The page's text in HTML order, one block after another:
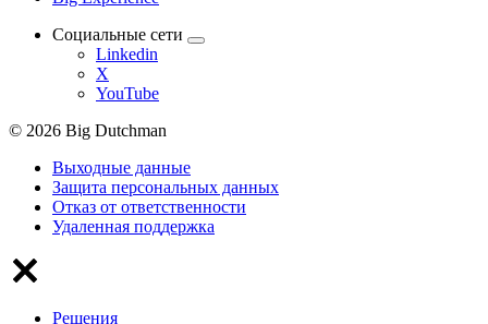
Социальные сети
Linkedin
X
YouTube
© 2026 Big Dutchman
Выходные данные
Защита персональных данных
Отказ от ответственности
Удаленная поддержка
Решения